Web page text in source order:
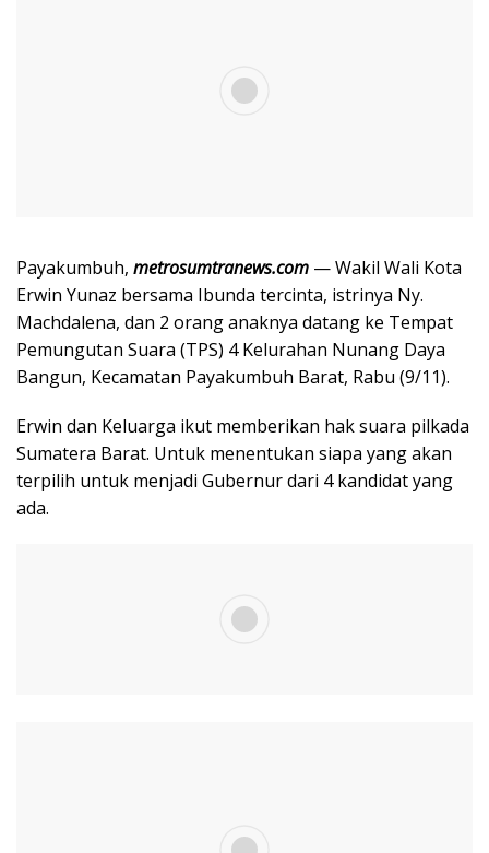
Payakumbuh, metrosumtranews.com — Wakil Wali Kota
Erwin Yunaz bersama Ibunda tercinta, istrinya Ny.
Machdalena, dan 2 orang anaknya datang ke Tempat
Pemungutan Suara (TPS) 4 Kelurahan Nunang Daya
Bangun, Kecamatan Payakumbuh Barat, Rabu (9/11).
Erwin dan Keluarga ikut memberikan hak suara pilkada
Sumatera Barat. Untuk menentukan siapa yang akan
terpilih untuk menjadi Gubernur dari 4 kandidat yang
ada.